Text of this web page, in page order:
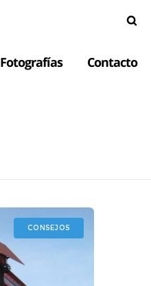
Fotografías Contacto
CONSEJOS